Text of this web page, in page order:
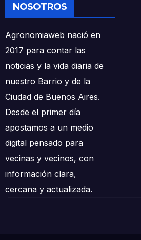
NOSOTROS
Agronomiaweb nació en
2017 para contar las
noticias y la vida diaria de
nuestro Barrio y de la
Ciudad de Buenos Aires.
Desde el primer día
apostamos a un medio
digital pensado para
vecinas y vecinos, con
información clara,
cercana y actualizada.